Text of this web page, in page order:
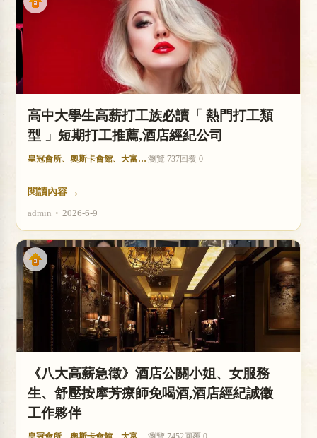
高中大學生高薪打工族必讀「 熱門打工類
型 」短期打工推薦,酒店經紀公司
皇冠會所、奧斯卡會館、大富豪酒店 瀏覽 737回覆 0
閱讀內容 →
admin • 2026-6-9
《八大高薪急徵》酒店公關小姐、女服務
生、舒壓按摩芳療師免喝酒,酒店經紀誠徵
工作夥伴